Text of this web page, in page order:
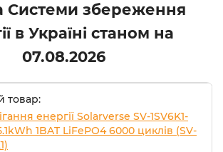
Системи збереження
в Україні станом на
07.08.2026
товар:
енергії Solarverse SV-1SV6K1-
1BAT LiFePO4 6000 циклів (SV-